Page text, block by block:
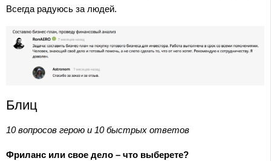
Всегда радуюсь за людей.
Блиц
10 вопросов герою и 10 быстрых ответов
Фриланс или свое дело – что выберете?